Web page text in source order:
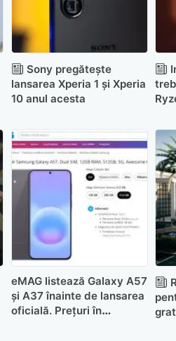
Sony pregătește
lansarea Xperia 1 și Xperia
10 anul acesta
eMAG listează Galaxy A57
și A37 înainte de lansarea
oficială. Prețuri în